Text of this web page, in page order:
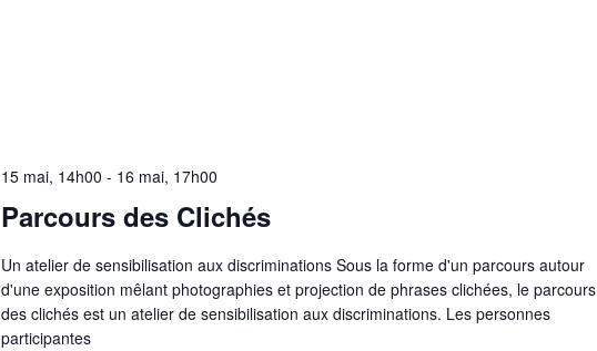
15 mai, 14h00 - 16 mai, 17h00
Parcours des Clichés
Un atelier de sensibilisation aux discriminations Sous la forme d'un parcours autour
d'une exposition mêlant photographies et projection de phrases clichées, le parcours
des clichés est un atelier de sensibilisation aux discriminations. Les personnes
participantes